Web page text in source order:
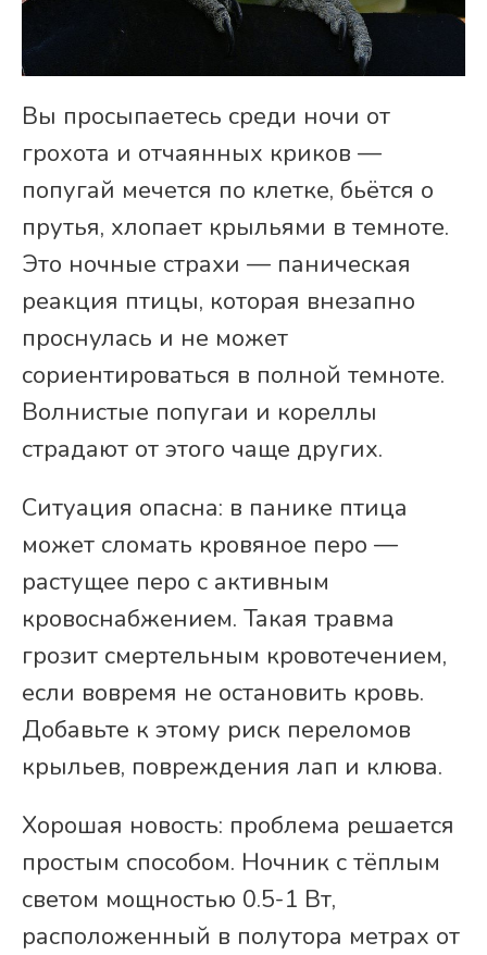
Вы просыпаетесь среди ночи от
грохота и отчаянных криков —
попугай мечется по клетке, бьётся о
прутья, хлопает крыльями в темноте.
Это ночные страхи — паническая
реакция птицы, которая внезапно
проснулась и не может
сориентироваться в полной темноте.
Волнистые попугаи и кореллы
страдают от этого чаще других.
Ситуация опасна: в панике птица
может сломать кровяное перо —
растущее перо с активным
кровоснабжением. Такая травма
грозит смертельным кровотечением,
если вовремя не остановить кровь.
Добавьте к этому риск переломов
крыльев, повреждения лап и клюва.
Хорошая новость: проблема решается
простым способом. Ночник с тёплым
светом мощностью 0.5-1 Вт,
расположенный в полутора метрах от